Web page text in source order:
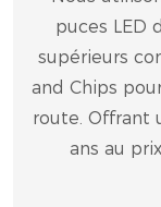
puces LED
supérieurs
and Chips
route. Offrant
ans au